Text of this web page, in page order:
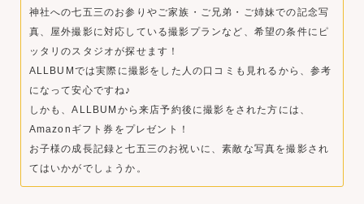
神社への七五三のお参りやご家族・ご兄弟・ご姉妹での記念写
真、屋外撮影に対応している撮影プランなど、希望の条件にピ
ッタリのスタジオが探せます！
ALLBUMでは実際に撮影をした人の口コミも見れるから、参考
になって安心ですね♪
しかも、ALLBUMから来店予約後に撮影をされた方には、
Amazonギフト券をプレゼント！
お子様の成長記録と七五三のお祝いに、素敵な写真を撮影され
てはいかがでしょうか。